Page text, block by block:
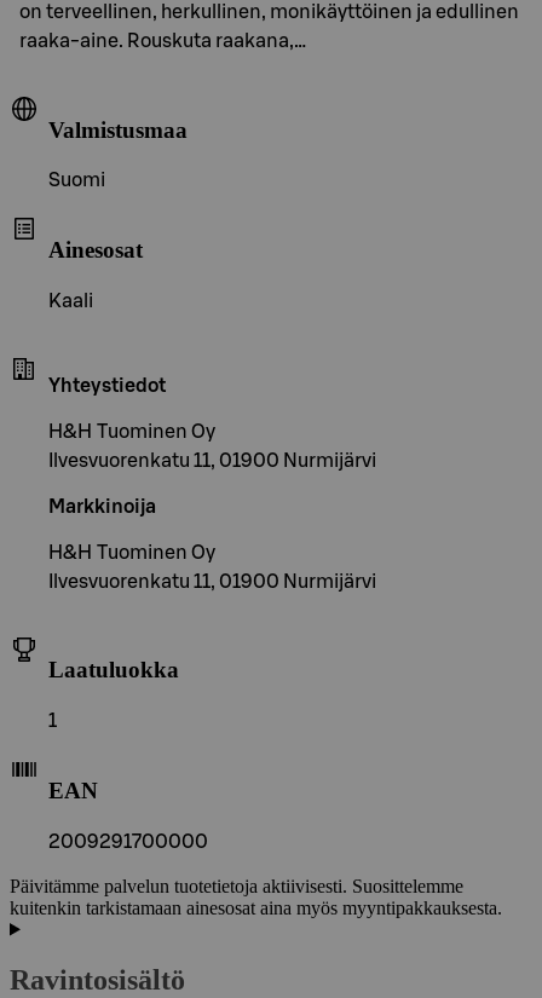
on terveellinen, herkullinen, monikäyttöinen ja edullinen
raaka-aine. Rouskuta raakana,…
Valmistusmaa
Suomi
Ainesosat
Kaali
Yhteystiedot
H&H Tuominen Oy
Ilvesvuorenkatu 11, 01900 Nurmijärvi
Markkinoija
H&H Tuominen Oy
Ilvesvuorenkatu 11, 01900 Nurmijärvi
Laatuluokka
1
EAN
2009291700000
Päivitämme palvelun tuotetietoja aktiivisesti. Suosittelemme
kuitenkin tarkistamaan ainesosat aina myös myyntipakkauksesta.
Ravintosisältö